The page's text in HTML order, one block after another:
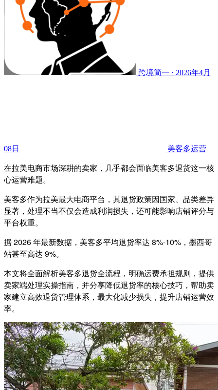
跨境简一 · 2026年4月
08日 美客多运营
在拉美电商市场深耕的卖家，几乎都会面临美客多退货这一核
心运营难题。
美客多作为拉美最大电商平台，其退货政策因国家、品类差异
显著，处理不当不仅会造成利润损失，还可能影响店铺评分与
平台权重。
据 2026 年最新数据，美客多平均退货率达 8%-10%，墨西哥
站甚至高达 9%。
本文将全面解析美客多退货全流程，明确运费承担规则，提供
卖家端处理实操指南，并分享降低退货率的核心技巧，帮助卖
家建立高效退货管理体系，最大化减少损失，提升店铺运营效
率。